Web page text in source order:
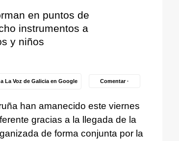
en puntos de
instrumentos a
y niños
La Voz de Galicia en Google Comentar ·
han amanecido este viernes
gracias a la llegada de la
de forma conjunta por la